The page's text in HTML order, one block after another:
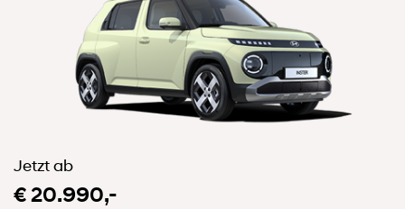
Jetzt ab
€ 20.990,-